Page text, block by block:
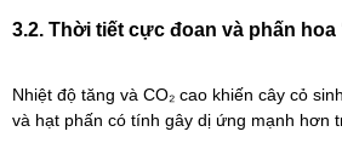
3.2. Thời tiết cực đoan và phấn
Nhiệt độ tăng và CO₂ cao khiến cây cỏ
và hạt phấn có tính gây dị ứng mạnh hơn